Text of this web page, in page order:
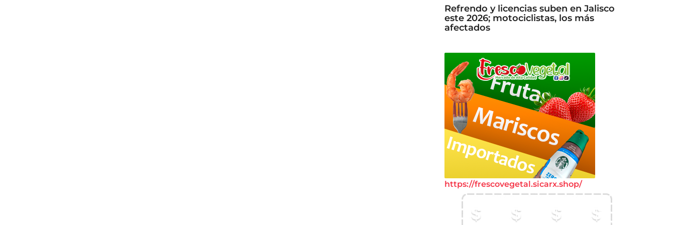
Refrendo y licencias suben en Jalisco
este 2026; motociclistas, los más
afectados
https://frescovegetal.sicarx.shop/